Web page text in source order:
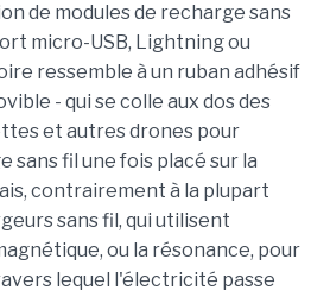
de modules de recharge sans
micro-USB, Lightning ou
ressemble à un ruban adhésif
- qui se colle aux dos des
et autres drones pour
sans fil une fois placé sur la
contrairement à la plupart
sans fil, qui utilisent
ou la résonance, pour
lequel l'électricité passe